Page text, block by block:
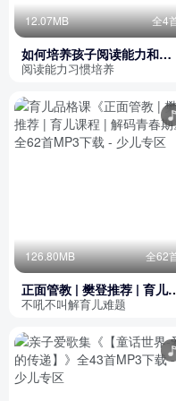
12.07MB 全4
如何培养孩子阅读能力和习
惯
阅读能力习惯培养
126.80MB 全62
正面管教 | 樊登推荐 | 育儿
程 | 解码青春期
不吼不叫解育儿难题